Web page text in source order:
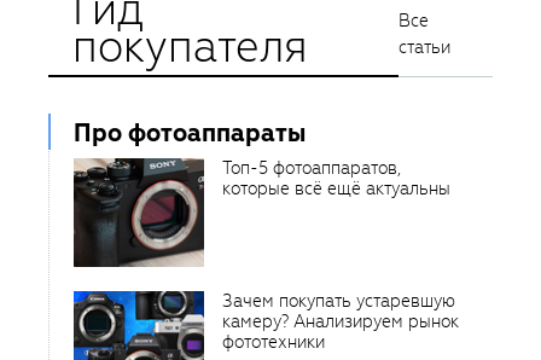
покупателя
Все
статьи
Про фотоаппараты
Топ-5 фотоаппаратов,
которые всё ещё актуальны
Зачем покупать устаревшую
камеру? Анализируем рынок
фототехники